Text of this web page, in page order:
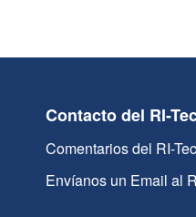
Contacto del RI-
Comentarios del RI-
Envíanos un Email al